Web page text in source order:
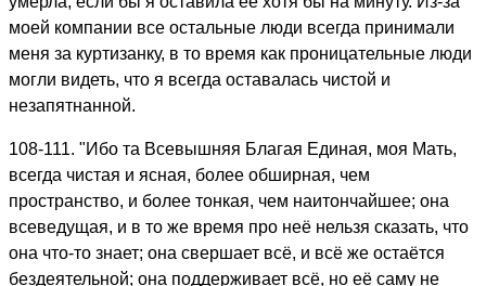
моей компании все остальные люди всегда принимали
меня за кypтизaнку, в то время как проницательные люди
могли видеть, что я всегда оставалась чистой и
незапятнанной.
108-111. "Ибо та Всевышняя Благая Единая, моя Мать,
всегда чистая и ясная, более обширная, чем
пространство, и более тонкая, чем наитончайшее; она
всеведущая, и в то же время про неё нельзя сказать, что
она что-то знает; она свершает всё, и всё же остаётся
бездеятельной; она поддерживает всё, но её саму не